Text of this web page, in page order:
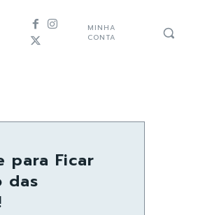
MINHA
CONTA
para Ficar
das